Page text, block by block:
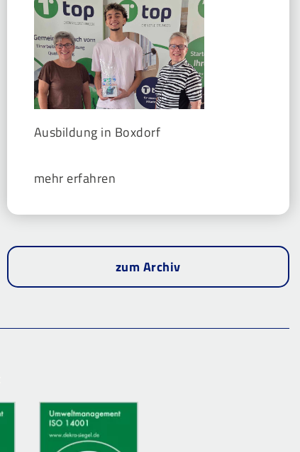
Ausbildung in Boxdorf
mehr erfahren
zum Archiv